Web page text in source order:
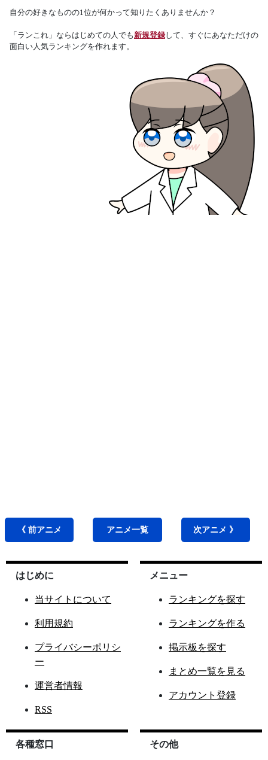
自分の好きなものの1位が何かって知りたくありませんか？
「ランこれ」ならはじめての人でも新規登録して、すぐにあなただけの
面白い人気ランキングを作れます。
《 前アニメ アニメ一覧 次アニメ 》
はじめに
当サイトについて
利用規約
プライバシーポリシ
ー
運営者情報
RSS
メニュー
ランキングを探す
ランキングを作る
掲示板を探す
まとめ一覧を見る
アカウント登録
各種窓口 その他